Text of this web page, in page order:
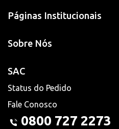
Páginas Institucionais
Sobre Nós
SAC
Status do Pedido
Fale Conosco
0800 727 2273